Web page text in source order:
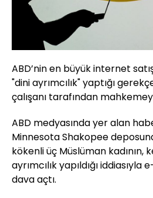
ABD’nin en büyük internet
"dini ayrımcılık" yaptığı
çalışanı tarafından
ABD medyasında yer alan
Minnesota Shakopee
kökenli üç Müslüman kadının,
ayrımcılık yapıldığı
dava açtı.